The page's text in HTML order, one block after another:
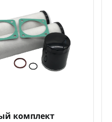
Быстрый просмотрДобавить к сравнению
Добавить в избранное
комплект